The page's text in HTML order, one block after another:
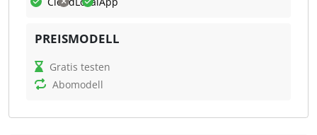
Was kann 5FSoftware?
5FSoftware vereinfacht und optimiert Arbeits- und
Kommunikationsprozesse durch eine Vielzahl an
PREISMODELL
Gratis testen
Abomodell